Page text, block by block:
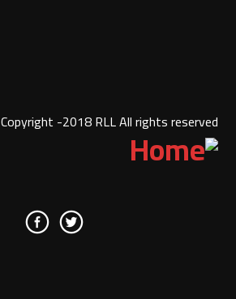
Copyright -2018 RLL All rights reserved